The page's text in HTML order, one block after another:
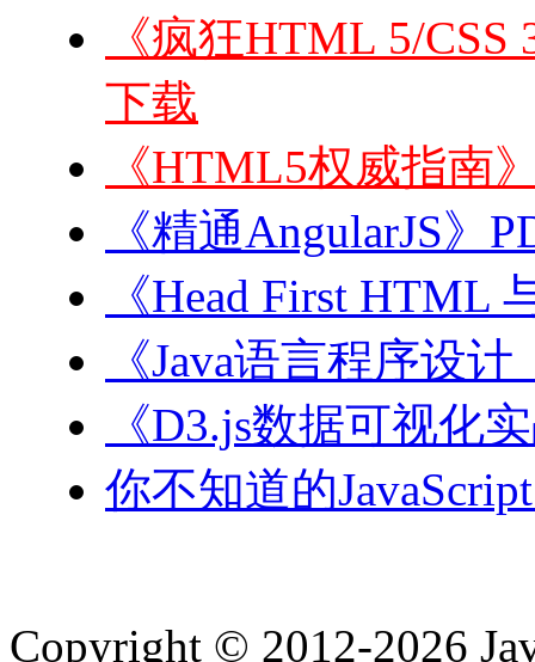
《疯狂HTML 5/
下载
《HTML5权威指南
《精通AngularJS》
《Head First HTML
《Java语言程序设
《D3.js数据可视化
你不知道的
Copyright © 2012-2026